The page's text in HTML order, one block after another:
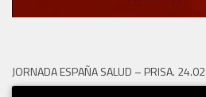
JORNADA ESPAÑA SALUD – PRISA.